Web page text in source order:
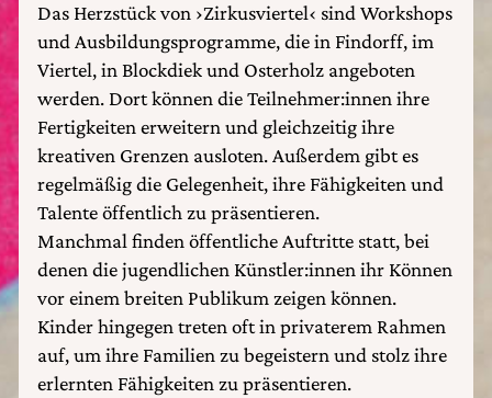
Das Herzstück von ›Zirkusviertel‹ sind Workshops
und Ausbildungsprogramme, die in Findorff, im
Viertel, in Blockdiek und Osterholz angeboten
werden. Dort können die Teilnehmer:innen ihre
Fertigkeiten erweitern und gleichzeitig ihre
kreativen Grenzen ausloten. Außerdem gibt es
regelmäßig die Gelegenheit, ihre Fähigkeiten und
Talente öffentlich zu präsentieren.
Manchmal finden öffentliche Auftritte statt, bei
denen die jugendlichen Künstler:innen ihr Können
vor einem breiten Publikum zeigen können.
Kinder hingegen treten oft in privaterem Rahmen
auf, um ihre Familien zu begeistern und stolz ihre
erlernten Fähigkeiten zu präsentieren.